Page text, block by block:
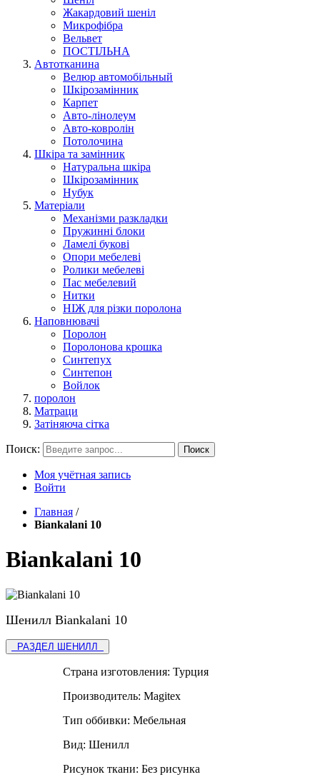
Жакардовий шеніл
Микрофібра
Вельвет
ПОСТІЛЬНА
Автотканина
Велюр автомобільный
Шкірозамінник
Карпет
Авто-лінолеум
Авто-ковролін
Потолочина
Шкіра та замінник
Натуральна шкіра
Шкірозамінник
Нубук
Матеріали
Механізми разкладки
Пружинні блоки
Ламелі букові
Опори мебелеві
Ролики мебелеві
Пас мебелевий
Нитки
НІЖ для різки поролона
Наповнювачі
Поролон
Поролонова крошка
Синтепух
Синтепон
Войлок
поролон
Матраци
Затіняюча сітка
Поиск: Поиск
Моя учётная запись
Войти
Главная /
Biankalani 10
Biankalani 10
Шенилл Biankalani 10
РАЗДЕЛ ШЕНИЛЛ
Страна изготовления: Турция
Производитель: Magitex
Тип оббивки: Мебельная
Вид: Шенилл
Рисунок ткани: Без рисунка